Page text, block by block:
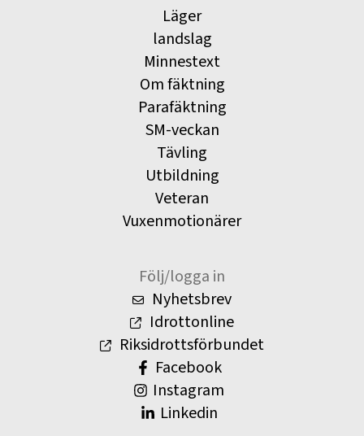
Läger
landslag
Minnestext
Om fäktning
Parafäktning
SM-veckan
Tävling
Utbildning
Veteran
Vuxenmotionärer
Följ/logga in
Nyhetsbrev
Idrottonline
Riksidrottsförbundet
Facebook
Instagram
Linkedin